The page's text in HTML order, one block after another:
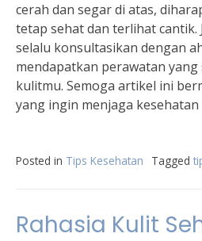
cerah dan segar di atas,
tetap sehat dan terlihat cantik.
selalu konsultasikan dengan
mendapatkan perawatan yang
kulitmu. Semoga artikel ini
yang ingin menjaga
Posted in Tips Kesehatan Tagged
Rahasia Kulit